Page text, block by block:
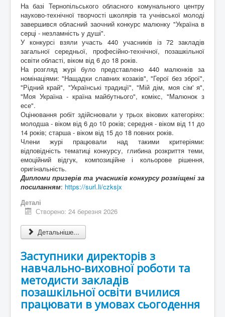
На базі Тернопільського обласного комунального центру
науково-технічної творчості школярів та учнівської молоді
завершився обласний заочний конкурс малюнку "Україна в
серці - незламність у душі".
У конкурсі взяли участь 440 учасників із 72 закладів
загальної середньої, професійно-технічної, позашкільної
освіти області, віком від 6 до 18 років.
На розгляд журі було представлено 440 малюнків за
номінаціями: "Нащадки славних козаків", "Герої без зброї",
"Рідний край", "Українські традиції", "Мій дім, моя сім' я",
"Моя Україна - країна майбутнього", комікс, "Малюнок з
есе".
Оцінювання робіт здійснювали у трьох вікових категоріях:
молодша - віком від 6 до 10 років; середня - віком від 11 до
14 років; старша - віком від 15 до 18 повних років.
Члени журі працювали над такими критеріями:
відповідність тематиці конкурсу, глибина розкриття теми,
емоційний відгук, композиційне і кольорове рішення,
оригінальність.
Дипломи призерів та учасників конкурсу розміщені за
посиланням: https://surl.li/czksjx
Деталі
Створено: 24 березня 2026
Детальніше...
Заступники директорів з
навчально-виховної роботи та
методисти закладів
позашкільної освіти вчилися
працювати в умовах сьогодення